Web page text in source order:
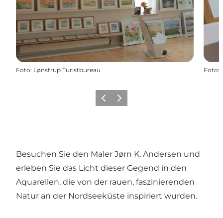
Foto: Lønstrup Turistbureau Foto:
ZurückWeiter
Besuchen Sie den Maler Jørn K. Andersen und
erleben Sie das Licht dieser Gegend in den
Aquarellen, die von der rauen, faszinierenden
Natur an der Nordseeküste inspiriert wurden.